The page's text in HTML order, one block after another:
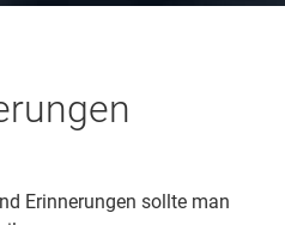
Erinnerungen sollte man